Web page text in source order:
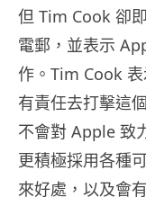
但 Tim Cook 卻
電郵，並表示
作。Tim Cook
有責任去打擊這
不會對 Apple 致
更積極採用各種
來好處，以及會